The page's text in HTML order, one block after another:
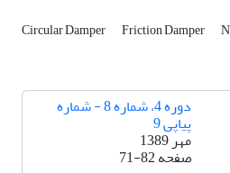
Circular Damper Friction Damper
دوره 4، شماره 8 - شماره
پیاپی 9
مهر 1389
صفحه71-82